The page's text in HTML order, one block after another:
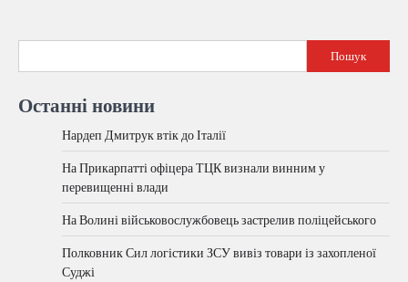
Пошук
Останні новини
Нардеп Дмитрук втік до Італії
На Прикарпатті офіцера ТЦК визнали винним у
перевищенні влади
На Волині військовослужбовець застрелив поліцейського
Полковник Сил логістики ЗСУ вивіз товари із захопленої
Суджі